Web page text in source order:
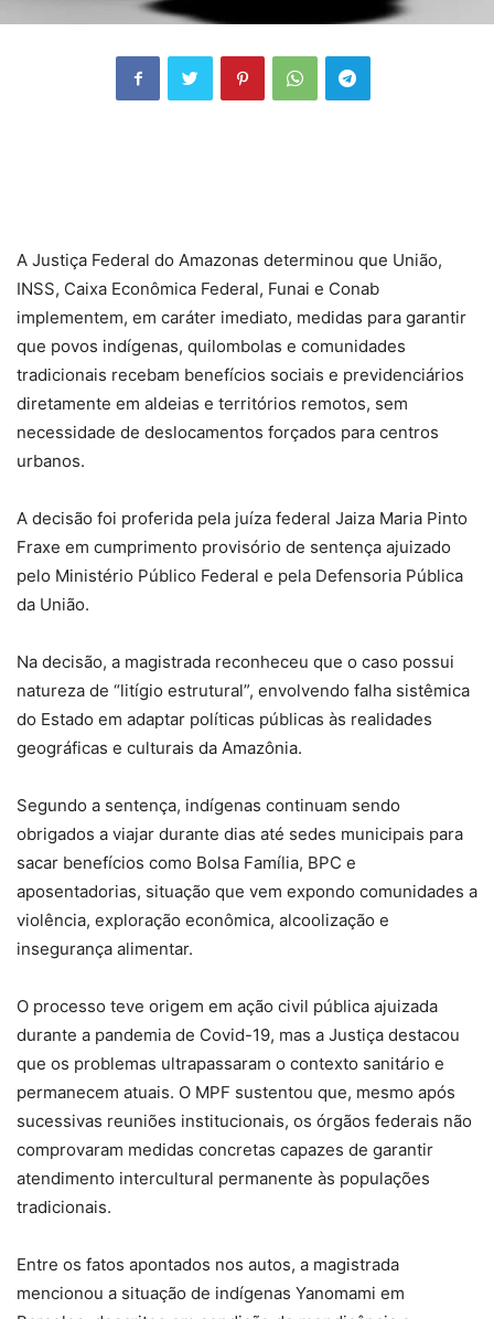
A Justiça Federal do Amazonas determinou que União,
INSS, Caixa Econômica Federal, Funai e Conab
implementem, em caráter imediato, medidas para garantir
que povos indígenas, quilombolas e comunidades
tradicionais recebam benefícios sociais e previdenciários
diretamente em aldeias e territórios remotos, sem
necessidade de deslocamentos forçados para centros
urbanos.
A decisão foi proferida pela juíza federal Jaiza Maria Pinto
Fraxe em cumprimento provisório de sentença ajuizado
pelo Ministério Público Federal e pela Defensoria Pública
da União.
Na decisão, a magistrada reconheceu que o caso possui
natureza de “litígio estrutural”, envolvendo falha sistêmica
do Estado em adaptar políticas públicas às realidades
geográficas e culturais da Amazônia.
Segundo a sentença, indígenas continuam sendo
obrigados a viajar durante dias até sedes municipais para
sacar benefícios como Bolsa Família, BPC e
aposentadorias, situação que vem expondo comunidades a
violência, exploração econômica, alcoolização e
insegurança alimentar.
O processo teve origem em ação civil pública ajuizada
durante a pandemia de Covid-19, mas a Justiça destacou
que os problemas ultrapassaram o contexto sanitário e
permanecem atuais. O MPF sustentou que, mesmo após
sucessivas reuniões institucionais, os órgãos federais não
comprovaram medidas concretas capazes de garantir
atendimento intercultural permanente às populações
tradicionais.
Entre os fatos apontados nos autos, a magistrada
mencionou a situação de indígenas Yanomami em